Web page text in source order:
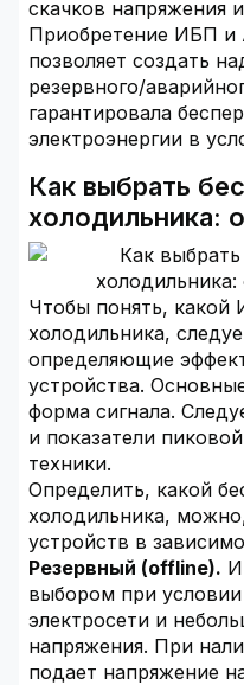
скачков напряжения
Приобретение ИБП и
позволяет создать
резервного/
гарантировала
электроэнергии в
Как выбрать
холодильника:
Чтобы понять, какой
холодильника,
определяющие
устройства.
форма сигнала.
и показатели
техники.
Определить, какой
холодильника,
устройств в
Резервный (offline).
выбором при условии
электросети и
напряжения. При
подает напряжение